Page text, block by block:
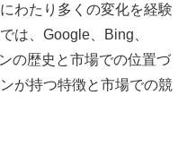
わたり多くの変化を経験
は、Google、Bing、
の歴史と市場での位置づ
が持つ特徴と市場での競